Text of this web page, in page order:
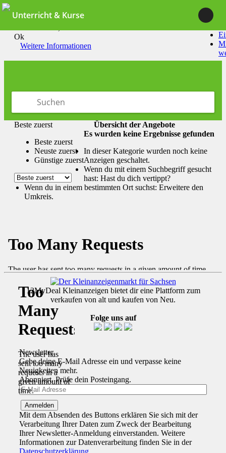
Durch die Nutzung unserer Dienste erklärst du dich damit
Ok
Weitere Informationen
Unterricht & Kurse
Übersicht der Angebote
Beste zuerst
Beste zuerst
Neuste zuerst
Günstige zuerst
Es wurden keine Ergebnisse gefunden
In dieser Kategorie wurden noch keine
Anzeigen geschaltet.
Wenn du mit einem Suchbegriff gesucht
hast: Hast du dich vertippt?
Wenn du in einem bestimmten Ort suchst: Erweitere den
Umkreis.
12MyDeal Kleinanzeigen bietet dir eine Plattform zum
verkaufen von alt und kaufen von Neu.
Folge uns auf
Newsletter
Gebe deine E-Mail Adresse ein und verpasse keine
Neuigkeiten mehr.
Abonniert. Prüfe dein Posteingang.
Mit dem Absenden des Buttons erklären Sie sich mit der
Verarbeitung Ihrer Daten zum Zweck der Bearbeitung
Ihrer Newsletter-Anmeldung einverstanden. Weitere
Informationen zur Datenverarbeitung finden Sie in der
Datenschutzerklärung